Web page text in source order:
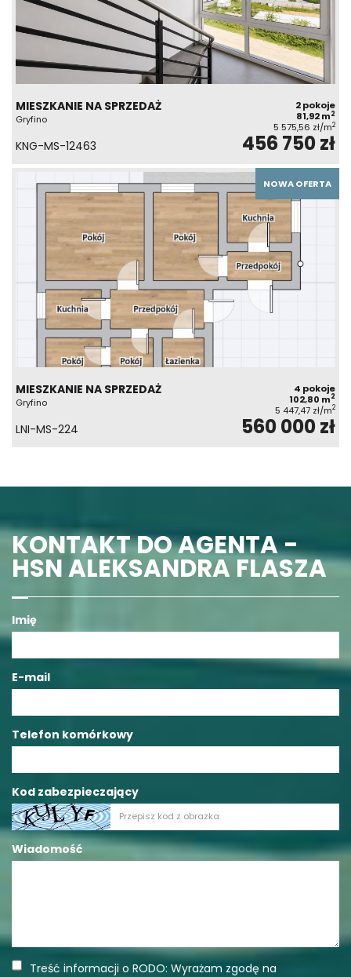
MIESZKANIE NA SPRZEDAŻ
Gryfino
2 pokoje
81,92 m2
5 575,56 zł/m2
KNG-MS-12463 456 750 zł
NOWA OFERTA
MIESZKANIE NA SPRZEDAŻ
Gryfino
4 pokoje
102,80 m2
5 447,47 zł/m2
LNI-MS-224 560 000 zł
KONTAKT DO AGENTA -
HSN ALEKSANDRA FLASZA
Imię
E-mail
Telefon komórkowy
Kod zabezpieczający
Wiadomość
Treść informacji o RODO: Wyrażam zgodę na